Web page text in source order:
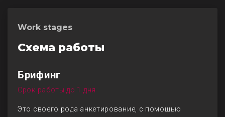
Work stages
Схема работы
Брифинг
Срок работы до 1 дня
Это своего рода анкетирование, с помощью